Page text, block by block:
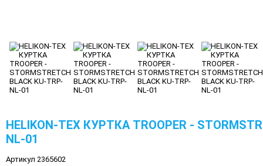
HELIKON-TEX КУРТКА TROOPER -
NL-01
Артикул 2365602